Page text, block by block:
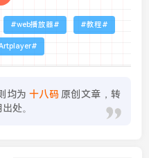
web播放器 教程
均为 十八码 原创文章，转
处。